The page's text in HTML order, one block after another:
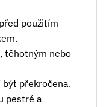
použitím
těhotným nebo
být překročena.
pestré a